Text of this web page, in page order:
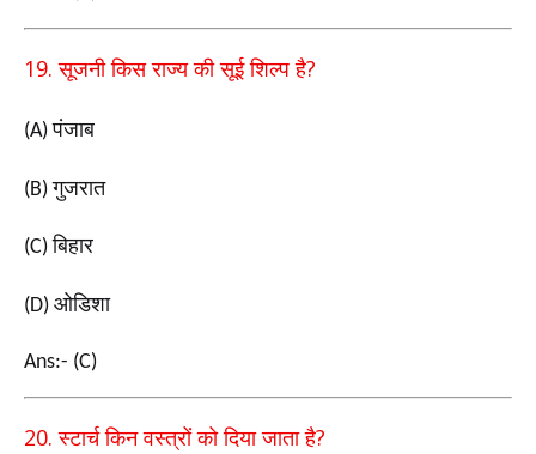
19.सूजनी किस राज्य की सूई शिल्प है?
(A)पंजाब
(B)गुजरात
(C)बिहार
(D) ओडिशा
Ans:- (C)
20.स्टार्च किन वस्त्रों को दिया जाता है?